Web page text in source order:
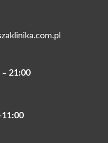
– 21:00
11:00